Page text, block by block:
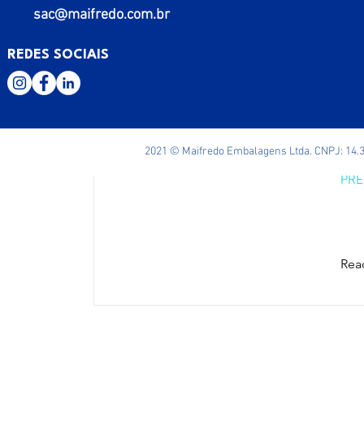
sac@maifredo.com.br
REDES SOCIAIS
2021 © Maifredo Embalagens Ltda. CNPJ: